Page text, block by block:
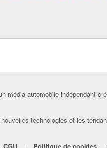
média automobile indépendant
technologies et les